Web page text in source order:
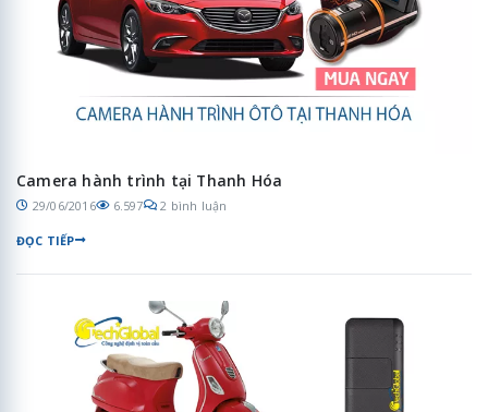
Camera hành trình tại Thanh Hóa
29/06/2016 6.597 2 bình luận
ĐỌC TIẾP